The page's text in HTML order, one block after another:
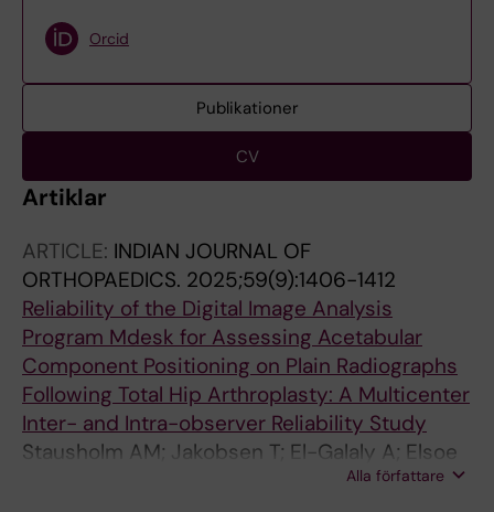
Orcid
Publikationer
CV
Artiklar
ARTICLE: INDIAN JOURNAL OF
ORTHOPAEDICS. 2025;59(9):1406-1412
Reliability of the Digital Image Analysis
Program Mdesk for Assessing Acetabular
Component Positioning on Plain Radiographs
Following Total Hip Arthroplasty: A Multicenter
Inter- and Intra-observer Reliability Study
Stausholm AM; Jakobsen T; El-Galaly A; Elsoe
R; Magneli M; Malchau H; Nielsen PTAlla författare